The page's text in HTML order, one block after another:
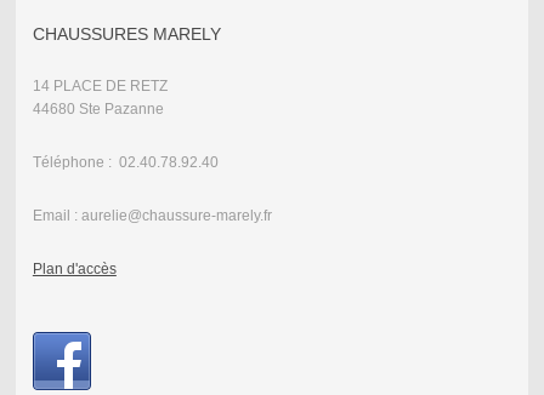
CHAUSSURES MARELY
14 PLACE DE RETZ
44680 Ste Pazanne
Téléphone : 02.40.78.92.40
Email : aurelie@chaussure-marely.fr
Plan d'accès